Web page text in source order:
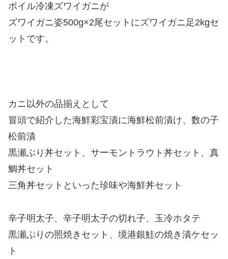
ボイル冷凍ズワイガニが
ズワイガニ姿500g×2尾セットにズワイガニ足2kgセ
ットです。
カニ以外の品揃えとして
冒頭で紹介した海鮮彩宝漬に海鮮松前漬け、数の子
松前漬
黒瀬ぶり丼セット、サーモントラウト丼セット、真
鯛丼セット
三角丼セットといった珍味や海鮮丼セット
辛子明太子、辛子明太子の切れ子、玉冷ホタテ
黒瀬ぶりの照焼きセット、境港銀鮭の焼き漬ケセッ
ト